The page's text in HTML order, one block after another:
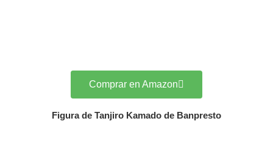
Comprar en Amazon
Figura de Tanjiro Kamado de Banpresto